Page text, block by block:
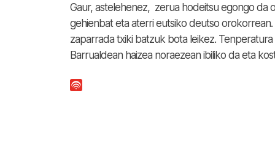
Gaur, astelehenez, zerua hodeitsu egongo da
gehienbat eta aterri eutsiko deutso
zaparrada txiki batzuk bota leikez.
Barrualdean haizea noraezean ibiliko da eta